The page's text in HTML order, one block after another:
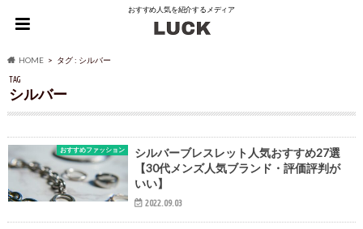
おすすめ人気を紹介するメディア
HOME タグ : シルバー
TAG
シルバー
おすすめファッション
シルバーブレスレット人気おすすめ27選
【30代メンズ人気ブランド・評価評判が
いい】
2022.09.03